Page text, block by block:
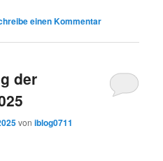
einen Kommentar
der
voniblog0711